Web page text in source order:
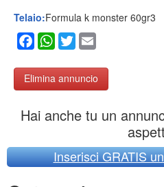
Telaio:Formula k monster 60gr3
Facebook
WhatsApp
Twitter
Elimina annuncio
Hai anche tu un
Inserisci GRATIS